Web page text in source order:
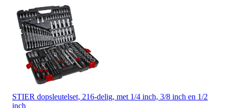
STIER dopsleutelset, 216-delig, met 1/4 inch, 3/8 inch en 1/2
inch